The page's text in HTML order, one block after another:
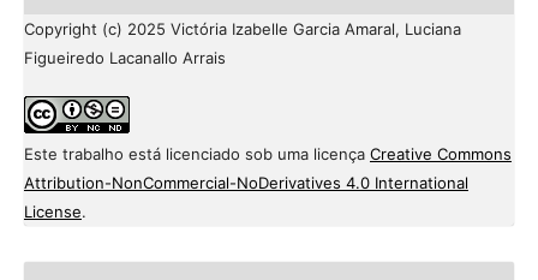
Copyright (c) 2025 Victória Izabelle Garcia Amaral, Luciana
Figueiredo Lacanallo Arrais
Este trabalho está licenciado sob uma licença Creative Commons
Attribution-NonCommercial-NoDerivatives 4.0 International
License.